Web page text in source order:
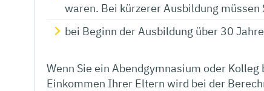
waren. Bei kürzerer Ausbildung
bei Beginn der Ausbildung über 30
Wenn Sie ein Abendgymnasium oder
Einkommen Ihrer Eltern wird bei der